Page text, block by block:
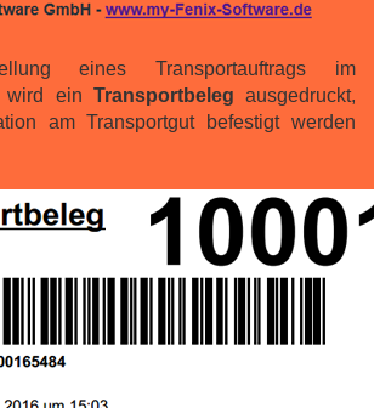
eines Transportauftrags im
wird ein Transportbeleg ausgedruckt,
am Transportgut befestigt werden